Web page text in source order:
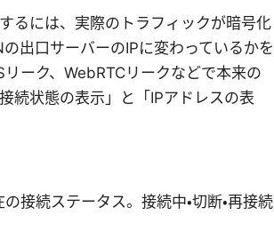
るには、実際のトラフィックが暗号化
出口サーバーのIPに変わっているかを
ーク、WebRTCリークなどで本来の
続状態の表示」と「IPアドレスの表
続ステータス。接続中・切断・再接続